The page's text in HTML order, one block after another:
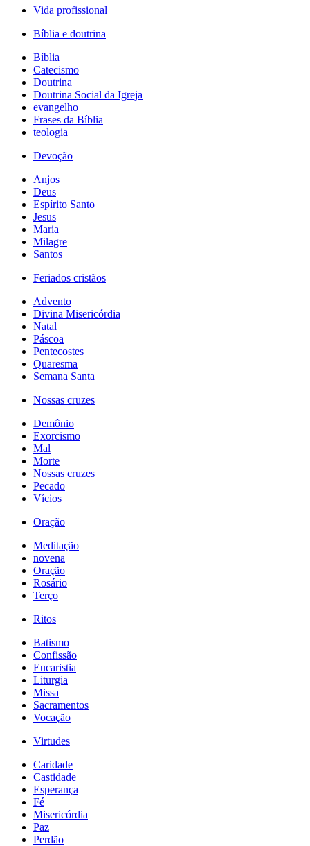
Vida profissional
Bíblia e doutrina
Bíblia
Catecismo
Doutrina
Doutrina Social da Igreja
evangelho
Frases da Bíblia
teologia
Devoção
Anjos
Deus
Espírito Santo
Jesus
Maria
Milagre
Santos
Feriados cristãos
Advento
Divina Misericórdia
Natal
Páscoa
Pentecostes
Quaresma
Semana Santa
Nossas cruzes
Demônio
Exorcismo
Mal
Morte
Nossas cruzes
Pecado
Vícios
Oração
Meditação
novena
Oração
Rosário
Terço
Ritos
Batismo
Confissão
Eucaristia
Liturgia
Missa
Sacramentos
Vocação
Virtudes
Caridade
Castidade
Esperança
Fé
Misericórdia
Paz
Perdão